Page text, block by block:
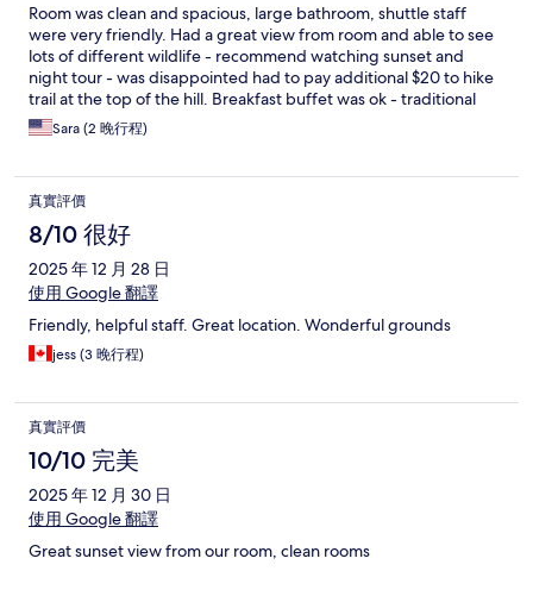
Room was clean and spacious, large bathroom, shuttle staff
were very friendly. Had a great view from room and able to see
lots of different wildlife - recommend watching sunset and
night tour - was disappointed had to pay additional $20 to hike
trail at the top of the hill. Breakfast buffet was ok - traditional
Costa Rica breakfast options. Wish the pool bar was opened
longer to have time to swim and relax after done with tourist
Sara (2 晚行程)
真實評價
8/10 很好
2025 年 12 月 28 日
使用 Google 翻譯
Friendly, helpful staff. Great location. Wonderful grounds
jess (3 晚行程)
真實評價
10/10 完美
2025 年 12 月 30 日
使用 Google 翻譯
Great sunset view from our room, clean rooms